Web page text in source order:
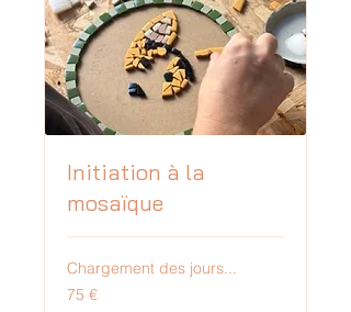
Initiation à la
mosaïque
Chargement des jours...
75
euros
75 €